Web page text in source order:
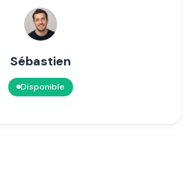
Sébastien
Disponible